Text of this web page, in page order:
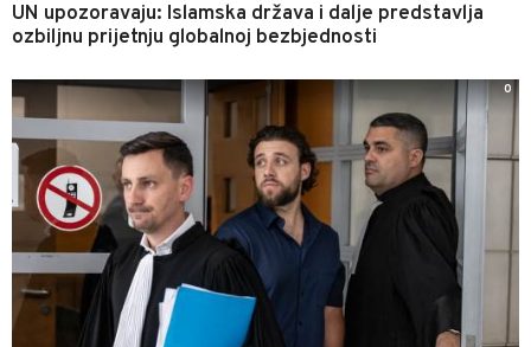
UN upozoravaju: Islamska država i dalje predstavlja
ozbiljnu prijetnju globalnoj bezbjednosti
0